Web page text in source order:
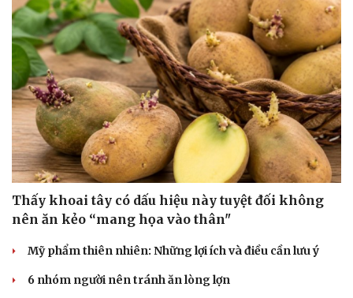
Thấy khoai tây có dấu hiệu này tuyệt đối không
nên ăn kẻo “mang họa vào thân"
Mỹ phẩm thiên nhiên: Những lợi ích và điều cần lưu ý
6 nhóm người nên tránh ăn lòng lợn